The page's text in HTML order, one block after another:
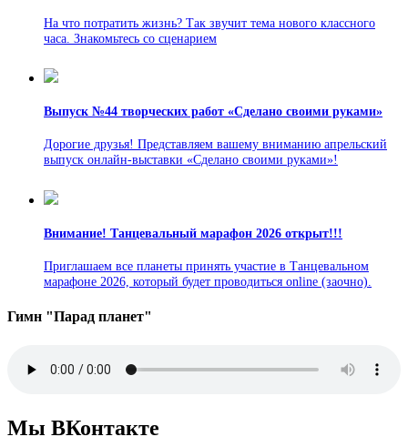
На что потратить жизнь? Так звучит тема нового классного
часа. Знакомьтесь со сценарием
Выпуск №44 творческих работ «Сделано своими руками»
Дорогие друзья! Представляем вашему вниманию апрельский
выпуск онлайн-выставки «Сделано своими руками»!
Внимание! Танцевальный марафон 2026 открыт!!!
Приглашаем все планеты принять участие в Танцевальном
марафоне 2026, который будет проводиться online (заочно).
Гимн "Парад планет"
Мы ВКонтакте